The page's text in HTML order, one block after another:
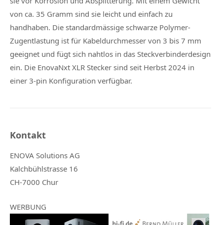
von ca. 35 Gramm sind sie leicht und einfach zu
handhaben. Die standardmässige schwarze Polymer-
Zugentlastung ist für Kabeldurchmesser von 3 bis 7 mm
geeignet und fügt sich nahtlos in das Steckverbinderdesign
ein. Die EnovaNxt XLR Stecker sind seit Herbst 2024 in
einer 3-pin Konfiguration verfügbar.
Kontakt
ENOVA Solutions AG
Kalchbühlstrasse 16
CH-7000 Chur
WERBUNG